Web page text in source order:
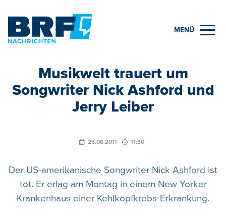
MENÜ
Musikwelt trauert um
Songwriter Nick Ashford und
Jerry Leiber
23.08.2011 11:30
Der US-amerikanische Songwriter Nick Ashford ist
tot. Er erlag am Montag in einem New Yorker
Krankenhaus einer Kehlkopfkrebs-Erkrankung.